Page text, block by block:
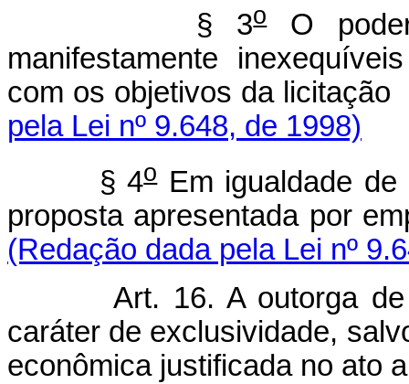
§ 3oO poder
manifestamente
com os
pela Lei nº 9.648, de 1998)
§ 4oEm igualdade de
proposta
(Redação dada pela Lei nº
Art. 16. A outorga
caráter de exclusividade,
econômica justificada no ato